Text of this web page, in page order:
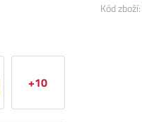
+10
Kód zboží: